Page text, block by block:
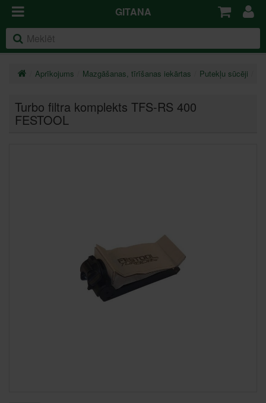
GITANA
Aprīkojums Mazgāšanas, tīrīšanas iekārtas Putekļu sūcēji
Turbo filtra komplekts TFS-RS 400
FESTOOL